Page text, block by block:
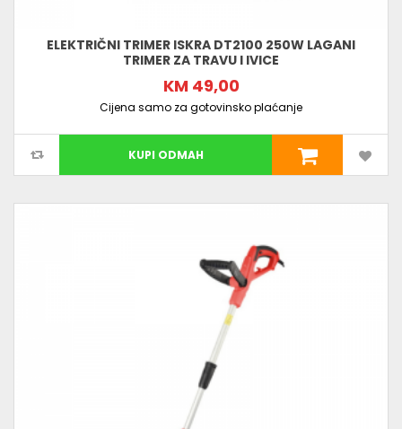
ELEKTRIČNI TRIMER ISKRA DT2100 250W LAGANI
TRIMER ZA TRAVU I IVICE
KM 49,00
Cijena samo za gotovinsko plaćanje
KUPI ODMAH